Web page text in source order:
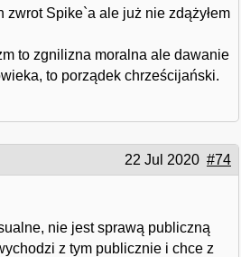
zwrot Spike`a ale już nie zdążyłem
to zgnilizna moralna ale dawanie
to porządek chrześcijański.
22 Jul 2020 #74
nie jest sprawą publiczną
z tym publicznie i chce z